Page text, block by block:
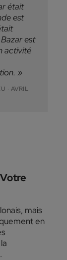
était
est
est
activité
»
· AVRIL
mais
en